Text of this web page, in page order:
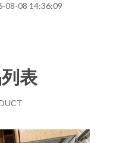
08-08 14:36:09
表